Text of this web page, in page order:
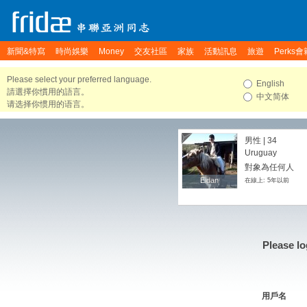
新聞&特寫 時尚娛樂 Money 交友社區 家族 活動訊息 旅遊 Perks會
Please select your preferred language.
請選擇你慣用的語言。
请选择你惯用的语言。
English
中文简体
Eidan
Eidan
男性 | 34
Uruguay
對象為任何人
在線上: 5年以前
Please
用戶名